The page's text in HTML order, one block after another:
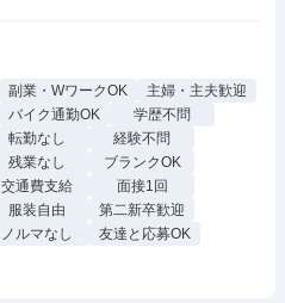
副業・WワークOK
主婦・主夫歓迎
バイク通勤OK
学歴不問
転勤なし
経験不問
残業なし
ブランクOK
交通費支給
面接1回
服装自由
第二新卒歓迎
ノルマなし
友達と応募OK